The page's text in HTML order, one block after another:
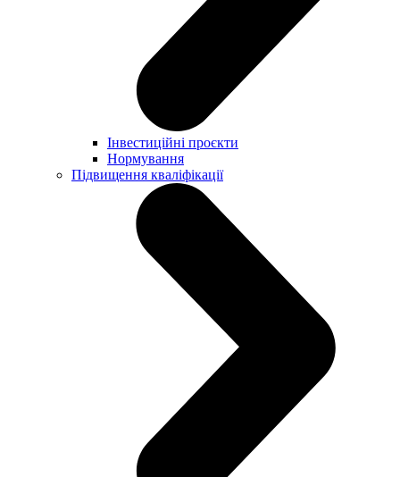
Інвестиційні проєкти
Нормування
Підвищення кваліфікації